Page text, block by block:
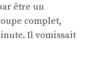
être un
complet,
Il vomissait